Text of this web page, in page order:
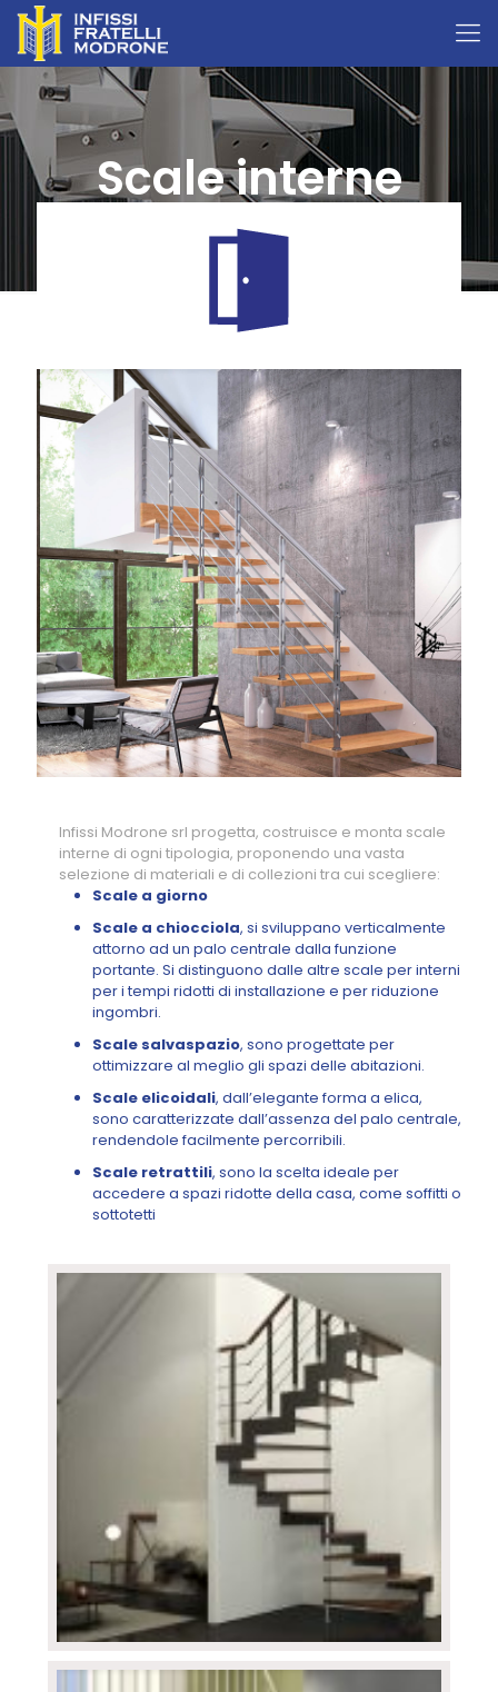
Scale interne
Infissi Modrone srl progetta, costruisce e monta scale
interne di ogni tipologia, proponendo una vasta
selezione di materiali e di collezioni tra cui scegliere:
Scale a giorno
Scale a chiocciola, si sviluppano verticalmente
attorno ad un palo centrale dalla funzione
portante. Si distinguono dalle altre scale per interni
per i tempi ridotti di installazione e per riduzione
ingombri.
Scale salvaspazio, sono progettate per
ottimizzare al meglio gli spazi delle abitazioni.
Scale elicoidali, dall’elegante forma a elica,
sono caratterizzate dall’assenza del palo centrale,
rendendole facilmente percorribili.
Scale retrattili, sono la scelta ideale per
accedere a spazi ridotte della casa, come soffitti o
sottotetti